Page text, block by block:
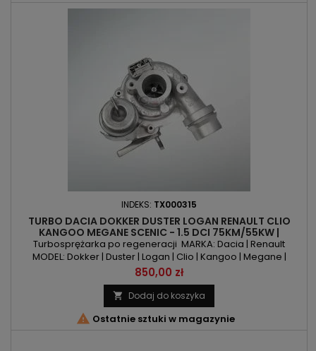
INDEKS: TX000315
TURBO DACIA DOKKER DUSTER LOGAN RENAULT CLIO
KANGOO MEGANE SCENIC - 1.5 DCI 75KM/55KW |
88KM/65KW | 90KM/66KW
Turbosprężarka po regeneracji MARKA: Dacia | Renault
MODEL: Dokker | Duster | Logan | Clio | Kangoo | Megane |
Scenic KOD SILNIKA: K9K 808 | K9K 892 | K9K 894 | K9K EURO5
POJEMNOŚĆ: 1461ccm 1.5 DCI MOC: 75KM/55kW | 88KM/65kW |
90KM/66kW ROK PRODUKCJI: Od 2009r
Cena
850,00 zł
 Dodaj do koszyka
 Ostatnie sztuki w magazynie